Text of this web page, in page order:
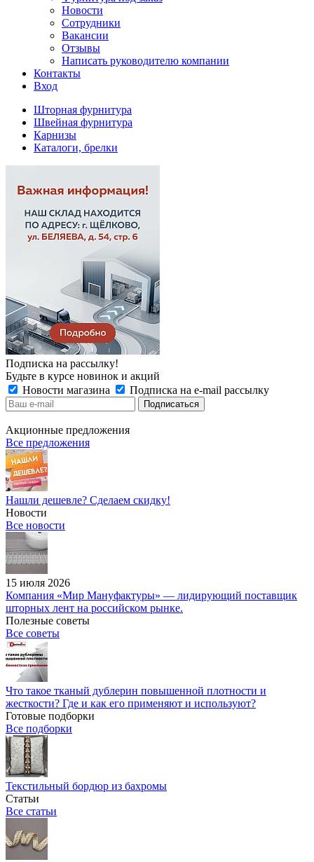
Новости
Сотрудники
Вакансии
Отзывы
Написать руководителю компании
Контакты
Вход
Шторная фурнитура
Швейная фурнитура
Карнизы
Каталоги, брелки
Подписка на рассылку!
Будьте в курсе новинок и акций
Новости магазина
Подписка на e-mail рассылку
Акционные предложения
Все предложения
Нашли дешевле? Сделаем скидку!
Новости
Все новости
15 июля 2026
Компания «Мир Мануфактуры» — лидирующий поставщик
шторных лент на российском рынке.
Полезные советы
Все советы
Что такое тканый дублерин повышенной плотности и
жесткости? Где и как его применяют и используют?
Готовые подборки
Все подборки
Текстильный бордюр из бахромы
Статьи
Все статьи